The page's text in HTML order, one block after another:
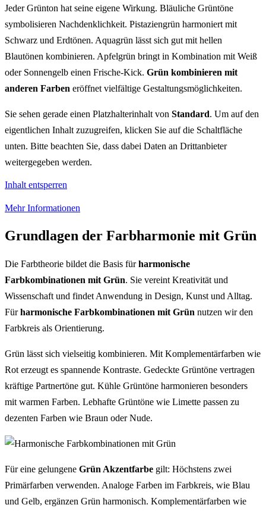
Jeder Grünton hat seine eigene Wirkung. Bläuliche Grüntöne
symbolisieren Nachdenklichkeit. Pistaziengrün harmoniert mit
Schwarz und Erdtönen. Aquagrün lässt sich gut mit hellen
Blautönen kombinieren. Apfelgrün bringt in Kombination mit Weiß
oder Sonnengelb einen Frische-Kick. Grün kombinieren mit
anderen Farben eröffnet vielfältige Gestaltungsmöglichkeiten.
Sie sehen gerade einen Platzhalterinhalt von Standard. Um auf den
eigentlichen Inhalt zuzugreifen, klicken Sie auf die Schaltfläche
unten. Bitte beachten Sie, dass dabei Daten an Drittanbieter
weitergegeben werden.
Inhalt entsperren
Mehr Informationen
Grundlagen der Farbharmonie mit Grün
Die Farbtheorie bildet die Basis fürharmonische
Farbkombinationen mit Grün. Sie vereint Kreativität und
Wissenschaft und findet Anwendung in Design, Kunst und Alltag.
Fürharmonische Farbkombinationen mit Grün nutzen wir den
Farbkreis als Orientierung.
Grün lässt sich vielseitig kombinieren. Mit Komplementärfarben wie
Rot erzeugt es spannende Kontraste. Gedeckte Grüntöne vertragen
kräftige Partnertöne gut. Kühle Grüntöne harmonieren besonders
mit warmen Farben. Lebhafte Grüntöne wie Limette passen zu
dezenten Farben wie Braun oder Nude.
Für eine gelungene Grün Akzentfarbe gilt: Höchstens zwei
Primärfarben verwenden. Analoge Farben im Farbkreis, wie Blau
und Gelb, ergänzen Grün harmonisch. Komplementärfarben wie